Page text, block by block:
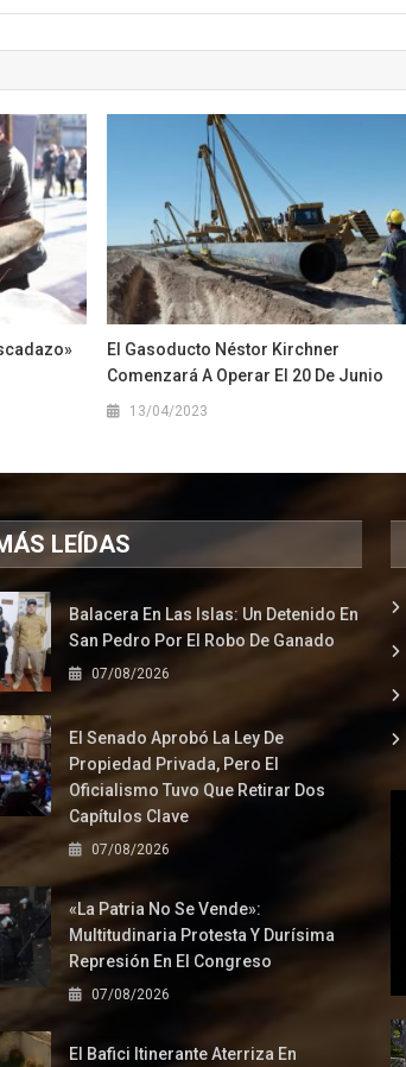
El Gasoducto Néstor Kirchner
Comenzará A Operar El 20 De Junio
13/04/2023
LEÍDAS
Balacera En Las Islas: Un Detenido En
San Pedro Por El Robo De Ganado
07/08/2026
El Senado Aprobó La Ley De
Propiedad Privada, Pero El
Oficialismo Tuvo Que Retirar Dos
Capítulos Clave
07/08/2026
«La Patria No Se Vende»:
Multitudinaria Protesta Y Durísima
Represión En El Congreso
07/08/2026
El Bafici Itinerante Aterriza En